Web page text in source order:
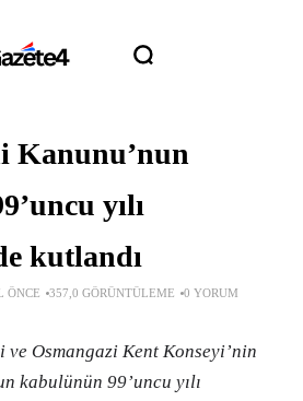
Kanunu’nun
yılı
kutlandı
1 YIL ÖNCE 357,0 GÖRÜNTÜLEME 0 YORUM
ve Osmangazi Kent Konseyi’nin
kabulünün 99’uncu yılı